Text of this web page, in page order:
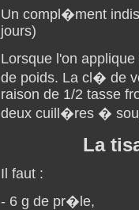
Un compl�ment
jours)
Lorsque l'on
de poids. La cl� de
raison de 1/2 tasse
deux cuill�res �
La
Il faut :
- 6 g de pr�le,